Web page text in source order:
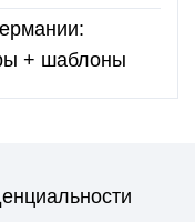
+ шаблоны